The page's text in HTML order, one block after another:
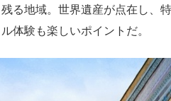
る地域。世界遺産が点在し、
体験も楽しいポイントだ。